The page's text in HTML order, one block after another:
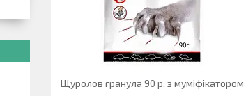
Щуролов гранула 90 р. з муміфікатором